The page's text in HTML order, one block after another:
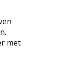
met